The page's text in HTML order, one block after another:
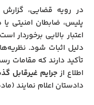
در رویه قضایی، گزارش
پلیس، ضابطان امنیتی یا
اعتبار بالایی برخوردار
دلیل اثبات شود.
تأکید دارند که مقامات
اطلاع ازجرایم غیرقابل
دادستان اعلام نمایند (ماده